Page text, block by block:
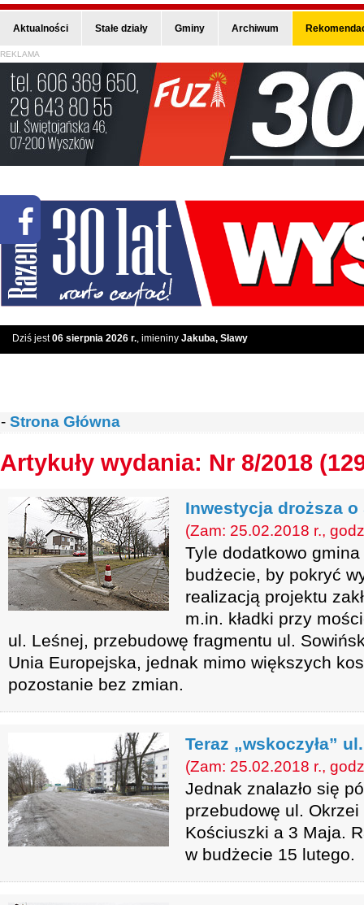
Aktualności Stałe działy Gminy Archiwum
REKLAMA
Dziś jest06 sierpnia 2026 r., imieniny Jakuba, Sławy
- Strona Główna
Artykuły wydania: Nr 8/2018
Inwestycja droższa o
(Zam: 25.02.2018 r.,
Tyle dodatkowo
budżecie, by pokryć
realizacją projektu
m.in. kładki przy
ul. Leśnej, przebudowę fragmentu ul.
Unia Europejska, jednak mimo większych
pozostanie bez zmian.
Teraz „wskoczyła”
(Zam: 25.02.2018 r.,
Jednak znalazło się
przebudowę ul.
Kościuszki a 3 Maja.
w budżecie 15 lutego.